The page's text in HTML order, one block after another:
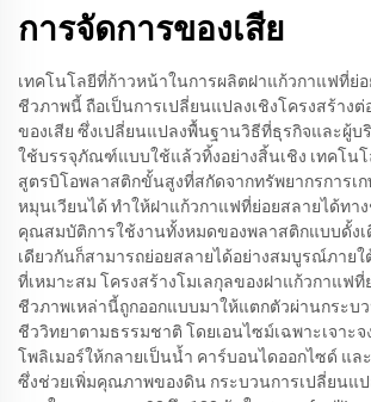
การจัดการของเสีย
เทคโนโลยีที่ก้าวหน้าในการผลิตฝาแก้วกาแฟที่ย่
ชีวภาพนี้ ถือเป็นการเปลี่ยนแปลงเชิงโครงสร้าง
ของเสีย ซึ่งเปลี่ยนแปลงพื้นฐานวิธีที่ธุรกิจและผู้บ
ใช้บรรจุภัณฑ์แบบใช้แล้วทิ้งอย่างสิ้นเชิง เทคโน
สูตรบิโอพลาสติกขั้นสูงที่สกัดจากทรัพยากรการเ
หมุนเวียนได้ ทำให้ฝาแก้วกาแฟที่ย่อยสลายได้ทา
คุณสมบัติการใช้งานทั้งหมดของพลาสติกแบบดั้งเ
เดียวกันก็สามารถย่อยสลายได้อย่างสมบูรณ์ภายใ
ที่เหมาะสม โครงสร้างโมเลกุลของฝาแก้วกาแฟที่
ชีวภาพเหล่านี้ถูกออกแบบมาให้แตกตัวผ่านกระบ
ชีววิทยาตามธรรมชาติ โดยเอนไซม์เฉพาะเจาะ
โพลิเมอร์ให้กลายเป็นน้ำ คาร์บอนไดออกไซด์ แ
ซึ่งช่วยเพิ่มคุณภาพของดิน กระบวนการเปลี่ยนแ